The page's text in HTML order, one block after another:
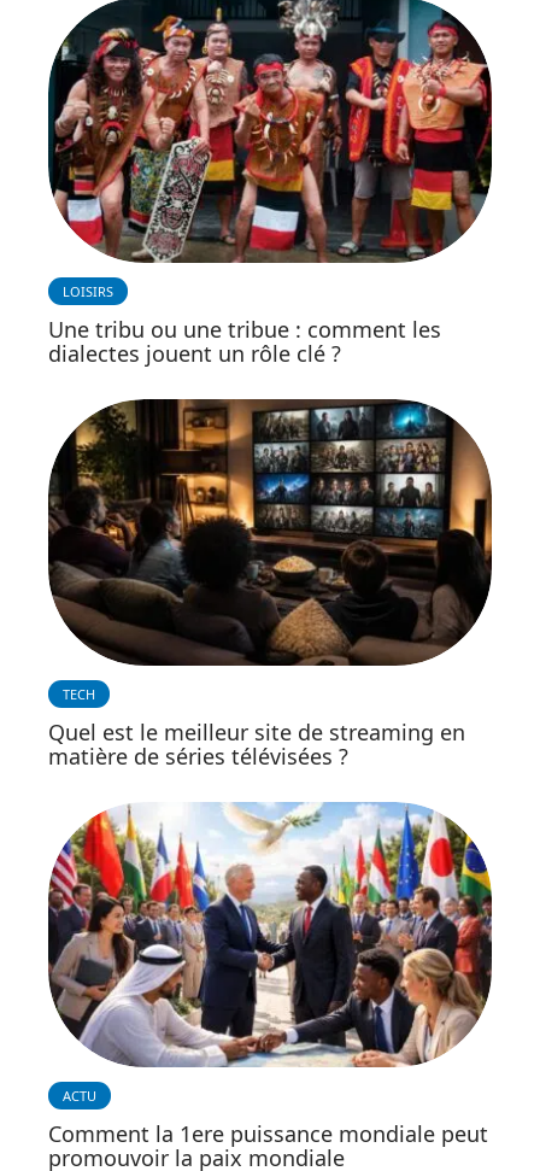
LOISIRS
Une tribu ou une tribue : comment les
dialectes jouent un rôle clé ?
TECH
Quel est le meilleur site de streaming en
matière de séries télévisées ?
ACTU
Comment la 1ere puissance mondiale peut
promouvoir la paix mondiale